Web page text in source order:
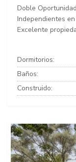
Doble
Independientes
Excelente
Dormitorios:
Baños:
Construido: